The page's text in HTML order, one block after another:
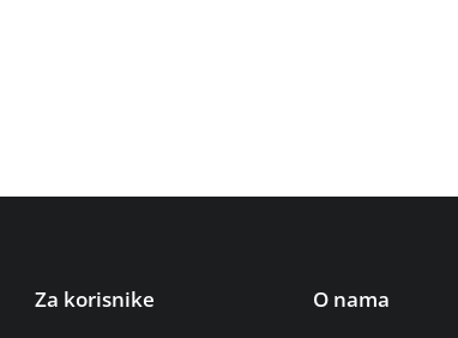
Za korisnike O nama